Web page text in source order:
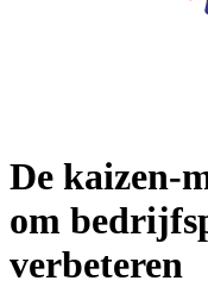
De kaizen-
om
verbeteren